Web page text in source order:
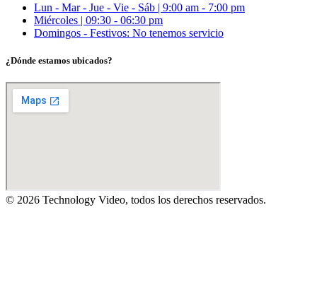
Lun - Mar - Jue - Vie - Sáb | 9:00 am - 7:00 pm
Miércoles | 09:30 - 06:30 pm
Domingos - Festivos: No tenemos servicio
¿Dónde estamos ubicados?
© 2026 Technology Video, todos los derechos reservados.